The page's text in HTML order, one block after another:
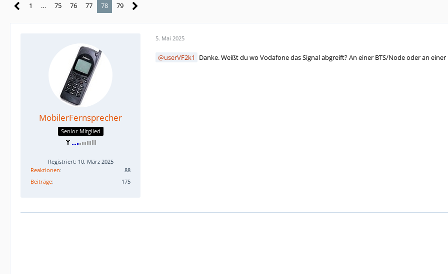
1 … 75 76 77 78 79
MobilerFernsprecher
Senior Mitglied
Registriert: 10. März 2025
Reaktionen
88
Beiträge
175
5. Mai 2025
userVF2k1 Danke. Weißt du wo Vodafone das Signal abgreift? An einer BTS/Node oder an